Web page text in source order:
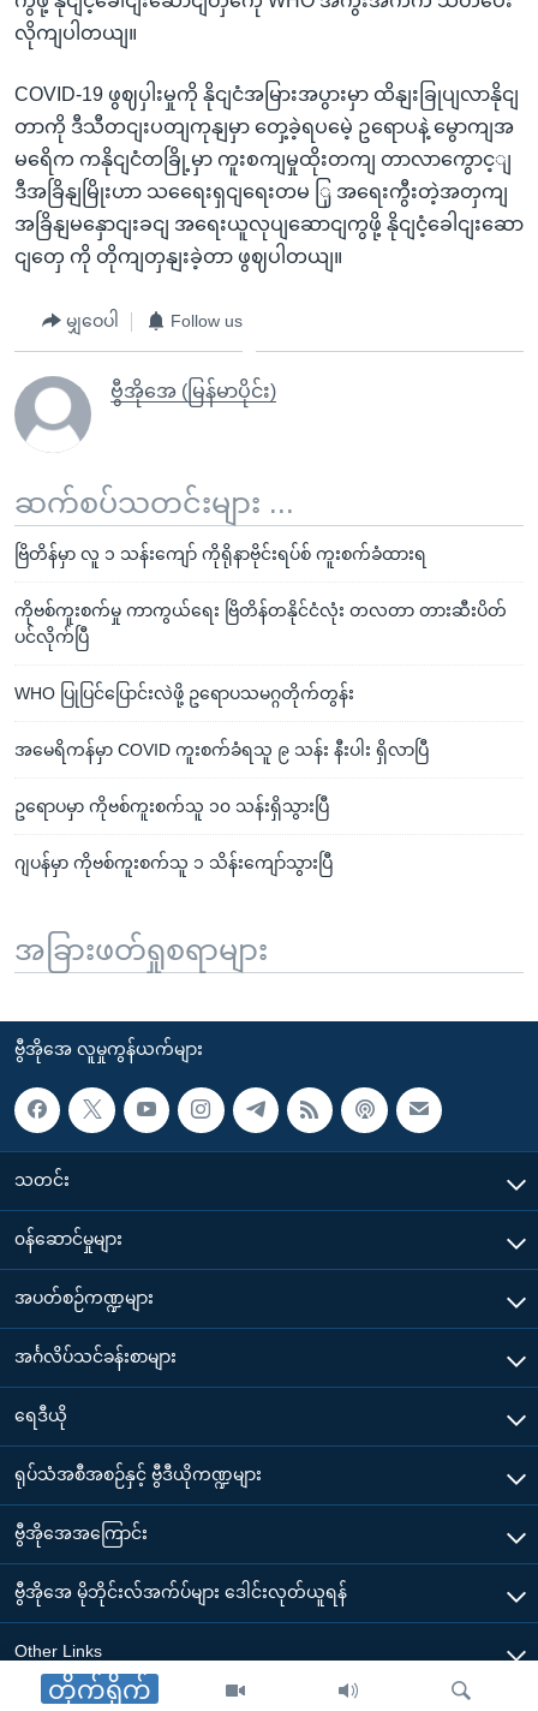
တိုက်ရိုက်
လိုကျပါတယျ။
COVID-19 ဖွဈပှါးမှုကို နိုငျငံအမြားအပွားမှာ ထိနျးခြုပျလာနိုငျ
တာကို ဒီသီတငျးပတျကုနျမှာ တှေ့ခဲ့ရပမေဲ့ ဥရောပနဲ့ မွောကျအ
မရေိက ကနိုငျငံတခြို့မှာ ကူးစကျမှုထိုးတကျ တာလာကွောင့ျ
ဒီအခြိနျမြိုးဟာ သရေေးရှငျရေးတမ ြှ အရေးကွီးတဲ့အတှကျ
အခြိနျမနှောငျးခငျ အရေးယူလုပျဆောငျကွဖို့ နိုငျငံ့ခေါငျးဆော
ငျတှေ ကို တိုကျတှနျးခဲ့တာ ဖွဈပါတယျ။
မျှဝေပါ Follow us
ဗွီအိုအေ (မြန်မာပိုင်း)
ဆက်စပ်သတင်းများ ...
ဗြိတိန်မှာ လူ ၁ သန်းကျော် ကိုရိုနာဗိုင်းရပ်စ် ကူးစက်ခံထားရ
ကိုဗစ်ကူးစက်မှု ကာကွယ်ရေး ဗြိတိန်တနိုင်ငံလုံး တလတာ တားဆီးပိတ်
ပင်လိုက်ပြီ
WHO ပြုပြင်ပြောင်းလဲဖို့ ဥရောပသမဂ္ဂတိုက်တွန်း
အမေရိကန်မှာ COVID ကူးစက်ခံရသူ ၉ သန်း နီးပါး ရှိလာပြီ
ဥရောပမှာ ကိုဗစ်ကူးစက်သူ ၁၀ သန်းရှိသွားပြီ
ဂျပန်မှာ ကိုဗစ်ကူးစက်သူ ၁ သိန်းကျော်သွားပြီ
အခြားဖတ်ရှုစရာများ
ဗွီအိုအေ လူမှုကွန်ယက်များ
သတင်း
၀န်ဆောင်မှုများ
အပတ်စဉ်ကဏ္ဍများ
အင်္ဂလိပ်သင်ခန်းစာများ
ရေဒီယို
ရုပ်သံအစီအစဉ်နှင့် ဗွီဒီယိုကဏ္ဍများ
ဗွီအိုအေအကြောင်း
ဗွီအိုအေ မိုဘိုင်းလ်အက်ပ်များ ဒေါင်းလုတ်ယူရန်
Other Links